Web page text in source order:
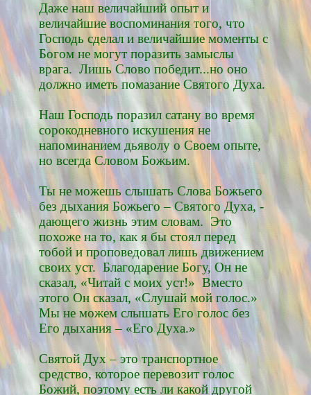
Даже наш величайший опыт и
величайшие воспоминания того, что
Господь сделал и величайшие моменты с
Богом не могут поразить замыслы
врага. Лишь Слово победит...но оно
должно иметь помазание Святого Духа.
Наш Господь поразил сатану во время
сорокодневного искушения не
напоминанием дьяволу о Своем опыте,
но всегда Словом Божьим.
Ты не можешь слышать Слова Божьего
без дыхания Божьего – Святого Духа, -
дающего жизнь этим словам. Это
похоже на то, как я бы стоял перед
тобой и проповедовал лишь движением
своих уст. Благодарение Богу, Он не
сказал, «Читай с моих уст!» Вместо
этого Он сказал, «Слушай мой голос.»
Мы не можем слышать Его голос без
Его дыхания – «Его Духа.»
Святой Дух – это транспортное
средство, которое перевозит голос
Божий, поэтому есть ли какой другой